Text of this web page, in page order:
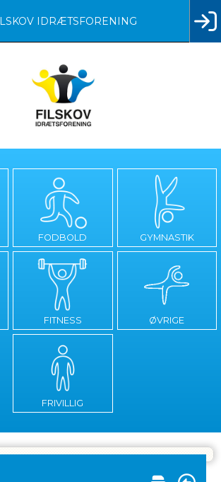
IDRÆTSFORENING
FODBOLD GYMNASTIK
FITNESS ØVRIGE
FRIVILLIG